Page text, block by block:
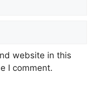
website in this
I comment.